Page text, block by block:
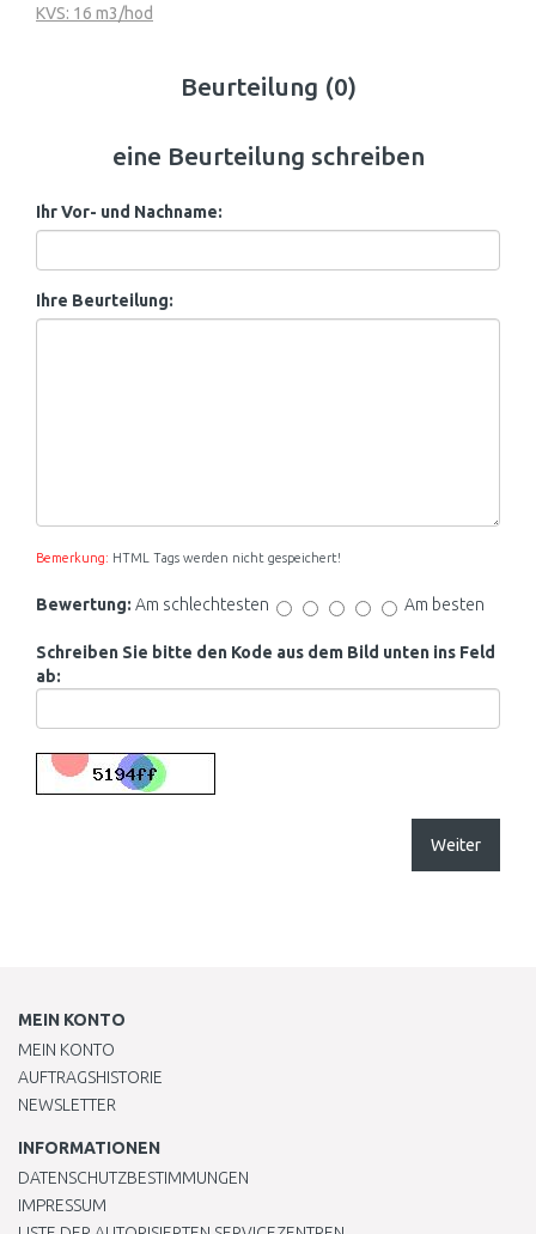
KVS: 16 m3/hod
Beurteilung (0)
eine Beurteilung schreiben
Ihr Vor- und Nachname:
Ihre Beurteilung:
Bemerkung: HTML Tags werden nicht gespeichert!
Bewertung: Am schlechtesten Am besten
Schreiben Sie bitte den Kode aus dem Bild unten ins Feld
ab:
Weiter
MEIN KONTO
MEIN KONTO
AUFTRAGSHISTORIE
NEWSLETTER
INFORMATIONEN
DATENSCHUTZBESTIMMUNGEN
IMPRESSUM